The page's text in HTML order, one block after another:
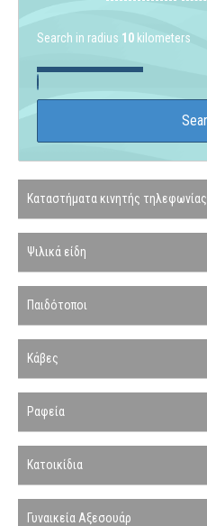
Search in radius 10 kilometers
Καταστήματα κινητής τηλεφωνίας
Ψιλικά είδη
Παιδότοποι
Κάβες
Ραφεία
Κατοικίδια
Γυναικεία Αξεσουάρ